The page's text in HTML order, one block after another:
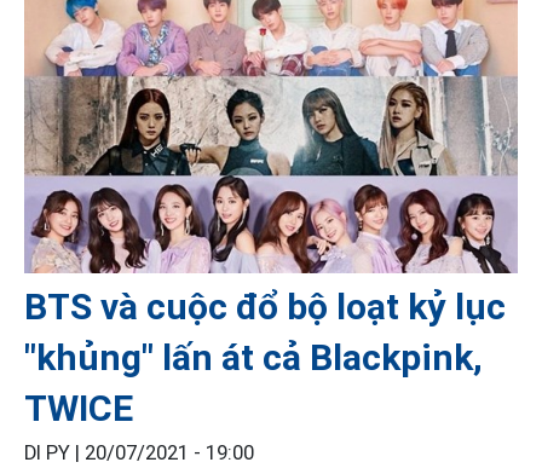
BTS và cuộc đổ bộ loạt kỷ lục
"khủng" lấn át cả Blackpink,
TWICE
DI PY | 20/07/2021 - 19:00